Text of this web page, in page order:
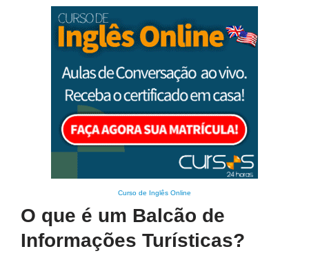
Curso de Inglês Online
O que é um Balcão de
Informações Turísticas?